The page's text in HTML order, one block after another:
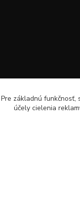
Pre základnú funkčnosť,
účely cielenia